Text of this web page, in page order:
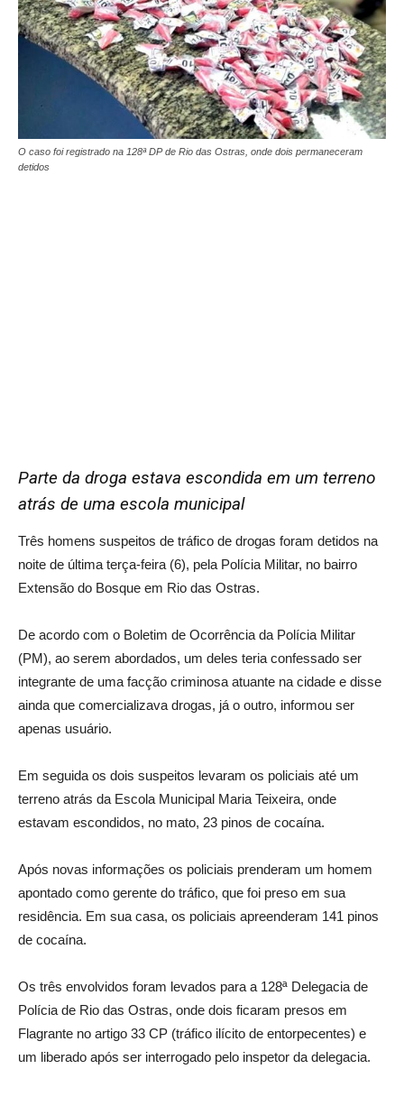
O caso foi registrado na 128ª DP de Rio das Ostras, onde dois permaneceram
detidos
Parte da droga estava escondida em um terreno
atrás de uma escola municipal
Três homens suspeitos de tráfico de drogas foram detidos na
noite de última terça-feira (6), pela Polícia Militar, no bairro
Extensão do Bosque em Rio das Ostras.
De acordo com o Boletim de Ocorrência da Polícia Militar
(PM), ao serem abordados, um deles teria confessado ser
integrante de uma facção criminosa atuante na cidade e disse
ainda que comercializava drogas, já o outro, informou ser
apenas usuário.
Em seguida os dois suspeitos levaram os policiais até um
terreno atrás da Escola Municipal Maria Teixeira, onde
estavam escondidos, no mato, 23 pinos de cocaína.
Após novas informações os policiais prenderam um homem
apontado como gerente do tráfico, que foi preso em sua
residência. Em sua casa, os policiais apreenderam 141 pinos
de cocaína.
Os três envolvidos foram levados para a 128ª Delegacia de
Polícia de Rio das Ostras, onde dois ficaram presos em
Flagrante no artigo 33 CP (tráfico ilícito de entorpecentes) e
um liberado após ser interrogado pelo inspetor da delegacia.